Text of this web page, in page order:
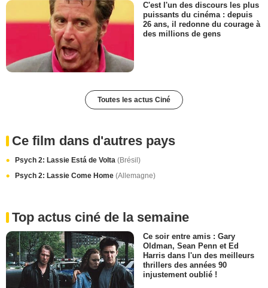
C'est l'un des discours les plus
puissants du cinéma : depuis
26 ans, il redonne du courage à
des millions de gens
Toutes les actus Ciné
Ce film dans d'autres pays
Psych 2: Lassie Está de Volta (Brésil)
Psych 2: Lassie Come Home (Allemagne)
Top actus ciné de la semaine
Ce soir entre amis : Gary
Oldman, Sean Penn et Ed
Harris dans l'un des meilleurs
thrillers des années 90
injustement oublié !